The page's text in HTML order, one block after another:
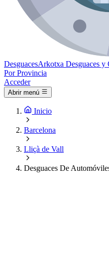
DesguacesArkotxa Desguaces y
Por Provincia
Acceder
Abrir menú
Inicio
Barcelona
Lliçà de Vall
Desguaces De